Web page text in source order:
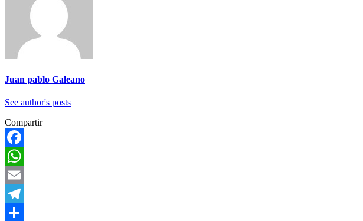
Juan pablo Galeano
See author's posts
Compartir
Facebook
WhatsApp
Email
Telegram